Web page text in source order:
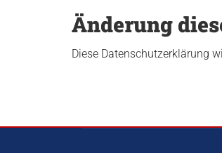
Änderung
Diese Datenschutzerklärung